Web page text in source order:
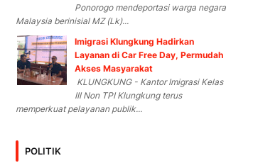
Ponorogo mendeportasi warga negara
Malaysia berinisial MZ (Lk)...
Imigrasi Klungkung Hadirkan
Layanan di Car Free Day, Permudah
Akses Masyarakat
KLUNGKUNG - Kantor Imigrasi Kelas
III Non TPI Klungkung terus
memperkuat pelayanan publik...
POLITIK